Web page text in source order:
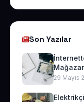
Son Yazılar
29 Mayıs